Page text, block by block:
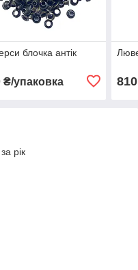
блочка антік
₴/упаковка 810
рік